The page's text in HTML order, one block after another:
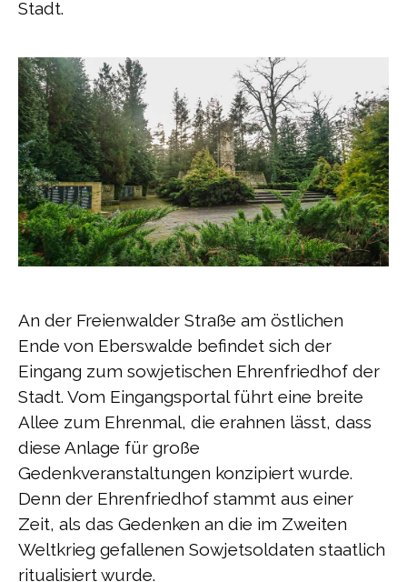
Stadt.
An der Freienwalder Straße am östlichen
Ende von Eberswalde befindet sich der
Eingang zum sowjetischen Ehrenfriedhof der
Stadt. Vom Eingangsportal führt eine breite
Allee zum Ehrenmal, die erahnen lässt, dass
diese Anlage für große
Gedenkveranstaltungen konzipiert wurde.
Denn der Ehrenfriedhof stammt aus einer
Zeit, als das Gedenken an die im Zweiten
Weltkrieg gefallenen Sowjetsoldaten staatlich
ritualisiert wurde.